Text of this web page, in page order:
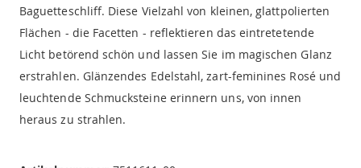
Baguetteschliff. Diese Vielzahl von kleinen, glattpolierten
Flächen - die Facetten - reflektieren das eintretetende
Licht betörend schön und lassen Sie im magischen Glanz
erstrahlen. Glänzendes Edelstahl, zart-feminines Rosé und
leuchtende Schmucksteine erinnern uns, von innen
heraus zu strahlen.